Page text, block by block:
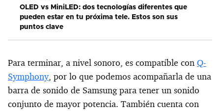
OLED vs MiniLED: dos tecnologías diferentes que
pueden estar en tu próxima tele. Estos son sus
puntos clave
Para terminar, a nivel sonoro, es compatible con Q-
Symphony, por lo que podemos acompañarla de una
barra de sonido de Samsung para tener un sonido
conjunto de mayor potencia. También cuenta con